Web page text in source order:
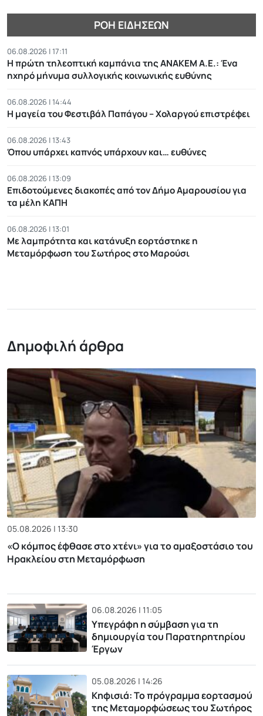
ΡΟΉ ΕΙΔΉΣΕΩΝ
06.08.2026 | 17:11
Η πρώτη τηλεοπτική καμπάνια της ΑΝΑΚΕΜ Α.Ε.: Ένα
ηχηρό μήνυμα συλλογικής κοινωνικής ευθύνης
06.08.2026 | 14:44
Η μαγεία του Φεστιβάλ Παπάγου – Χολαργού επιστρέφει
06.08.2026 | 13:43
Όπου υπάρχει καπνός υπάρχουν και… ευθύνες
06.08.2026 | 13:09
Επιδοτούμενες διακοπές από τον Δήμο Αμαρουσίου για
τα μέλη ΚΑΠΗ
06.08.2026 | 13:01
Με λαμπρότητα και κατάνυξη εορτάστηκε η
Μεταμόρφωση του Σωτήρος στο Μαρούσι
Δημοφιλή άρθρα
05.08.2026 | 13:30
«Ο κόμπος έφθασε στο χτένι» για το αμαξοστάσιο του
Ηρακλείου στη Μεταμόρφωση
06.08.2026 | 11:05
Υπεγράφη η σύμβαση για τη
δημιουργία του Παρατηρητηρίου
Έργων
05.08.2026 | 14:26
Κηφισιά: Το πρόγραμμα εορτασμού
της Μεταμορφώσεως του Σωτήρος